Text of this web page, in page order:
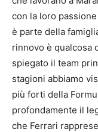
con la loro
è parte della
rinnovo è qualcosa
spiegato il team
stagioni abbiamo
più forti della
profondamente il
che Ferrari